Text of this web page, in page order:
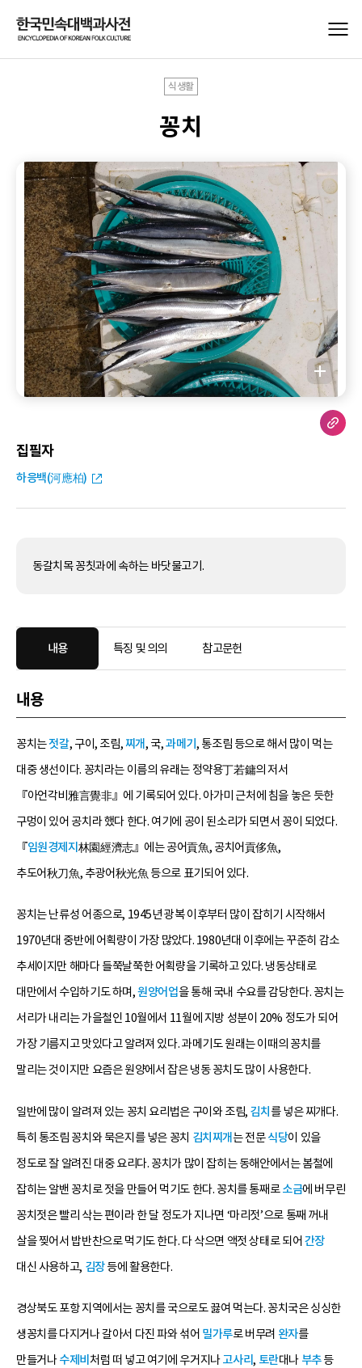
식생활
꽁치
집필자
하응백(河應柏)
동갈치목 꽁칫과에 속하는 바닷물고기.
내용 특징 및 의의 참고문헌
내용
꽁치는젓갈, 구이, 조림,찌개, 국,과메기, 통조림 등으로 해서 많이 먹는
대중 생선이다. 꽁치라는 이름의 유래는 정약용丁若鏞의 저서
『아언각비雅言覺非』에 기록되어 있다. 아가미 근처에 침을 놓은 듯한
구멍이 있어 공치라 했다 한다. 여기에 공이 된소리가 되면서 꽁이 되었다.
『임원경제지 林園經濟志』에는 공어貢魚, 공치어貢侈魚,
추도어秋刀魚, 추광어秋光魚 등으로 표기되어 있다.
꽁치는 난류성 어종으로, 1945년 광복 이후부터 많이 잡히기 시작해서
1970년대 중반에 어획량이 가장 많았다. 1980년대 이후에는 꾸준히 감소
추세이지만 해마다 들쭉날쭉한 어획량을 기록하고 있다. 냉동상태로
대만에서 수입하기도 하며,원양어업을 통해 국내 수요를 감당한다. 꽁치는
서리가 내리는 가을철인 10월에서 11월에 지방 성분이 20% 정도가 되어
가장 기름지고 맛있다고 알려져 있다. 과메기도 원래는 이때의 꽁치를
말리는 것이지만 요즘은 원양에서 잡은 냉동 꽁치도 많이 사용한다.
일반에 많이 알려져 있는 꽁치 요리법은 구이와 조림, 김치 를 넣은 찌개다.
특히 통조림 꽁치와 묵은지를 넣은 꽁치 김치찌개 는 전문식당이 있을
정도로 잘 알려진 대중 요리다. 꽁치가 많이 잡히는 동해안에서는 봄철에
잡히는 알밴 꽁치로 젓을 만들어 먹기도 한다. 꽁치를 통째로소금에 버무린
꽁치젓은 빨리 삭는 편이라 한 달 정도가 지나면 ‘마리젓’으로 통째 꺼내
살을 찢어서 밥반찬으로 먹기도 한다. 다 삭으면 액젓 상태로 되어 간장
대신 사용하고, 김장등에 활용한다.
경상북도 포항 지역에서는 꽁치를 국으로도 끓여 먹는다. 꽁치국은 싱싱한
생꽁치를 다지거나 갈아서 다진 파와 섞어 밀가루로 버무려 완자를
만들거나수제비 처럼 떠 넣고 여기에 우거지나고사리, 토란대나 부추등